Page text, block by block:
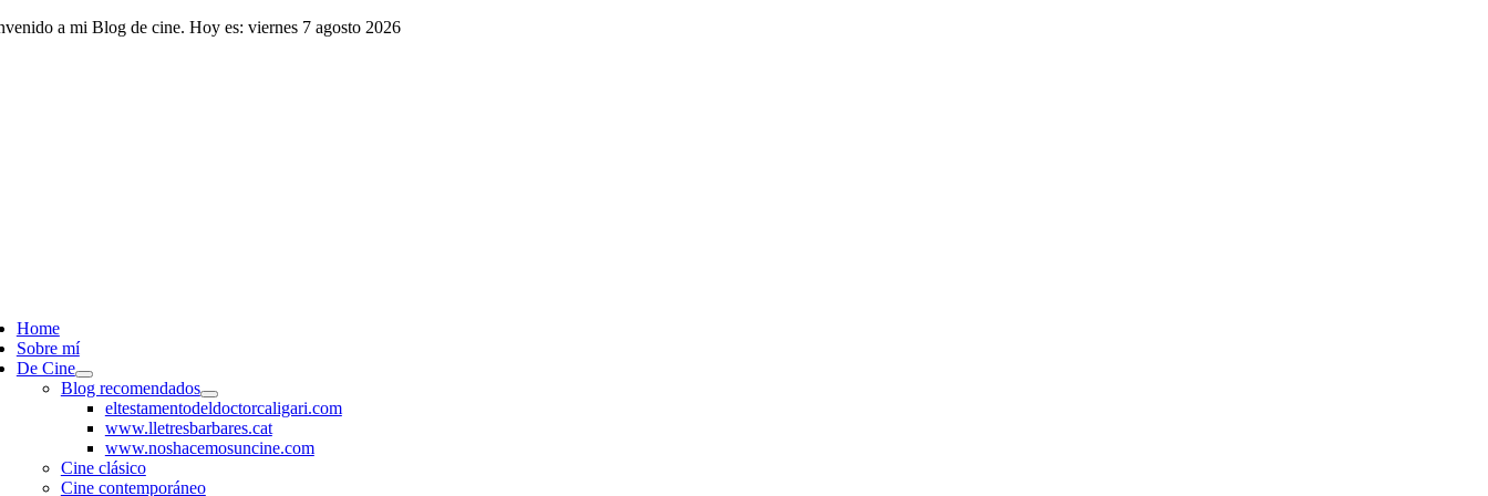
Saltar a mi Blog de cine. Hoy es: viernes 7 agosto 2026
Home
Sobre mí
De Cine
Blog recomendados
eltestamentodeldoctorcaligari.com
www.lletresbarbares.cat
www.noshacemosuncine.com
Cine clásico
Cine contemporáneo